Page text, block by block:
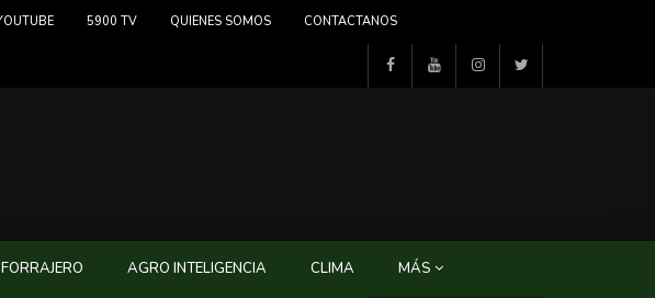
5900 TV QUIENES SOMOS CONTACTANOS
AGRO INTELIGENCIA CLIMA MÁS